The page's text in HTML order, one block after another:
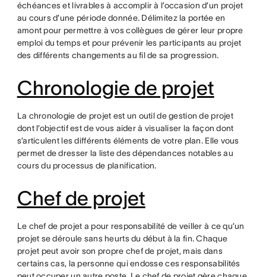
échéances et livrables à accomplir à l’occasion d’un projet
au cours d’une période donnée. Délimitez la portée en
amont pour permettre à vos collègues de gérer leur propre
emploi du temps et pour prévenir les participants au projet
des différents changements au fil de sa progression.
Chronologie de projet
La chronologie de projet est un outil de gestion de projet
dont l’objectif est de vous aider à visualiser la façon dont
s’articulent les différents éléments de votre plan. Elle vous
permet de dresser la liste des dépendances notables au
cours du processus de planification.
Chef de projet
Le chef de projet a pour responsabilité de veiller à ce qu’un
projet se déroule sans heurts du début à la fin. Chaque
projet peut avoir son propre chef de projet, mais dans
certains cas, la personne qui endosse ces responsabilités